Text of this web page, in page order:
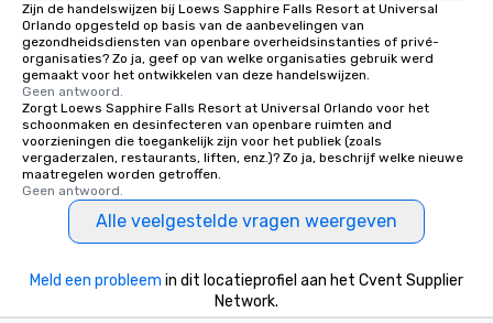
Zijn de handelswijzen bij Loews Sapphire Falls Resort at Universal
Orlando opgesteld op basis van de aanbevelingen van
gezondheidsdiensten van openbare overheidsinstanties of privé-
organisaties? Zo ja, geef op van welke organisaties gebruik werd
gemaakt voor het ontwikkelen van deze handelswijzen.
Geen antwoord.
Zorgt Loews Sapphire Falls Resort at Universal Orlando voor het
schoonmaken en desinfecteren van openbare ruimten and
voorzieningen die toegankelijk zijn voor het publiek (zoals
vergaderzalen, restaurants, liften, enz.)? Zo ja, beschrijf welke nieuwe
maatregelen worden getroffen.
Geen antwoord.
Alle veelgestelde vragen weergeven
Meld een probleem in dit locatieprofiel aan het Cvent Supplier
Network.